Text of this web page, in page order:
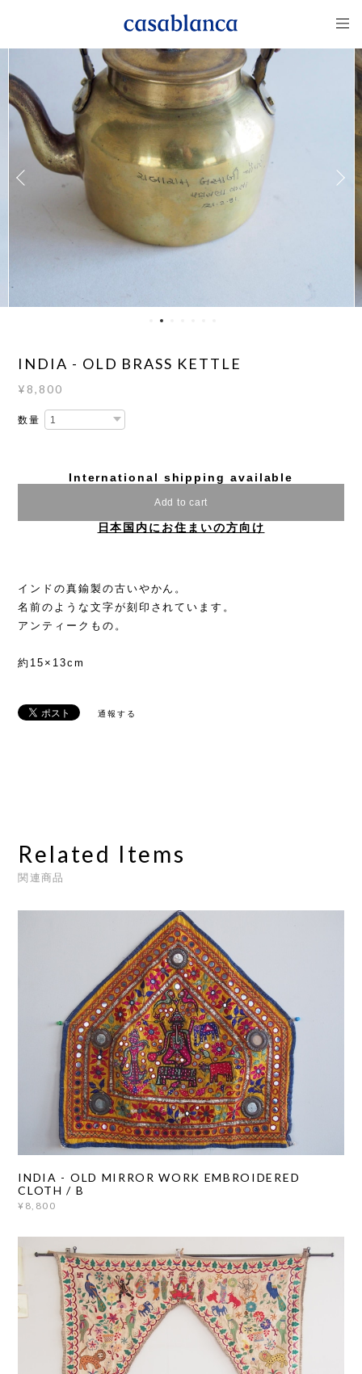
INDIA - OLD BRASS KETTLE
¥8,800
数量
International shipping available
Add to cart
日本国内にお住まいの方向け
インドの真鍮製の古いやかん。
名前のような文字が刻印されています。
アンティークもの。
約15×13cm
通報する
Related Items
関連商品
INDIA - OLD MIRROR WORK EMBROIDERED
CLOTH / B
¥8,800